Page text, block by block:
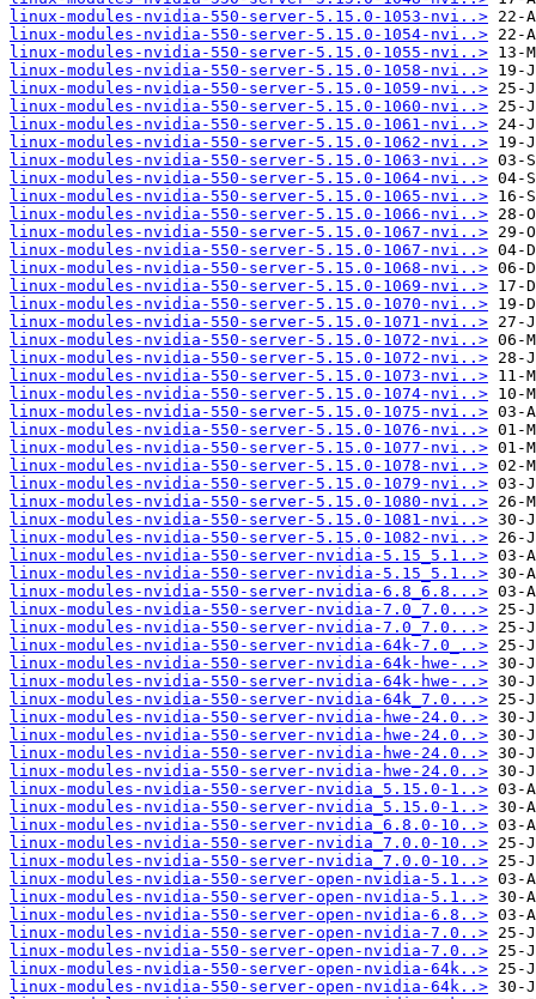
linux-modules-nvidia-550-server-5.15.0-1053-nvi..>
linux-modules-nvidia-550-server-5.15.0-1054-nvi..>
linux-modules-nvidia-550-server-5.15.0-1055-nvi..>
linux-modules-nvidia-550-server-5.15.0-1058-nvi..>
linux-modules-nvidia-550-server-5.15.0-1059-nvi..>
linux-modules-nvidia-550-server-5.15.0-1060-nvi..>
linux-modules-nvidia-550-server-5.15.0-1061-nvi..>
linux-modules-nvidia-550-server-5.15.0-1062-nvi..>
linux-modules-nvidia-550-server-5.15.0-1063-nvi..>
linux-modules-nvidia-550-server-5.15.0-1064-nvi..>
linux-modules-nvidia-550-server-5.15.0-1065-nvi..>
linux-modules-nvidia-550-server-5.15.0-1066-nvi..>
linux-modules-nvidia-550-server-5.15.0-1067-nvi..>
linux-modules-nvidia-550-server-5.15.0-1067-nvi..>
linux-modules-nvidia-550-server-5.15.0-1068-nvi..>
linux-modules-nvidia-550-server-5.15.0-1069-nvi..>
linux-modules-nvidia-550-server-5.15.0-1070-nvi..>
linux-modules-nvidia-550-server-5.15.0-1071-nvi..>
linux-modules-nvidia-550-server-5.15.0-1072-nvi..>
linux-modules-nvidia-550-server-5.15.0-1072-nvi..>
linux-modules-nvidia-550-server-5.15.0-1073-nvi..>
linux-modules-nvidia-550-server-5.15.0-1074-nvi..>
linux-modules-nvidia-550-server-5.15.0-1075-nvi..>
linux-modules-nvidia-550-server-5.15.0-1076-nvi..>
linux-modules-nvidia-550-server-5.15.0-1077-nvi..>
linux-modules-nvidia-550-server-5.15.0-1078-nvi..>
linux-modules-nvidia-550-server-5.15.0-1079-nvi..>
linux-modules-nvidia-550-server-5.15.0-1080-nvi..>
linux-modules-nvidia-550-server-5.15.0-1081-nvi..>
linux-modules-nvidia-550-server-5.15.0-1082-nvi..>
linux-modules-nvidia-550-server-nvidia-5.15_5.1..>
linux-modules-nvidia-550-server-nvidia-5.15_5.1..>
linux-modules-nvidia-550-server-nvidia-6.8_6.8...>
linux-modules-nvidia-550-server-nvidia-7.0_7.0...>
linux-modules-nvidia-550-server-nvidia-7.0_7.0...>
linux-modules-nvidia-550-server-nvidia-64k-7.0_..>
linux-modules-nvidia-550-server-nvidia-64k-hwe-..>
linux-modules-nvidia-550-server-nvidia-64k-hwe-..>
linux-modules-nvidia-550-server-nvidia-64k_7.0...>
linux-modules-nvidia-550-server-nvidia-hwe-24.0..>
linux-modules-nvidia-550-server-nvidia-hwe-24.0..>
linux-modules-nvidia-550-server-nvidia-hwe-24.0..>
linux-modules-nvidia-550-server-nvidia-hwe-24.0..>
linux-modules-nvidia-550-server-nvidia_5.15.0-1..>
linux-modules-nvidia-550-server-nvidia_5.15.0-1..>
linux-modules-nvidia-550-server-nvidia_6.8.0-10..>
linux-modules-nvidia-550-server-nvidia_7.0.0-10..>
linux-modules-nvidia-550-server-nvidia_7.0.0-10..>
linux-modules-nvidia-550-server-open-nvidia-5.1..>
linux-modules-nvidia-550-server-open-nvidia-5.1..>
linux-modules-nvidia-550-server-open-nvidia-6.8..>
linux-modules-nvidia-550-server-open-nvidia-7.0..>
linux-modules-nvidia-550-server-open-nvidia-7.0..>
linux-modules-nvidia-550-server-open-nvidia-64k..>
linux-modules-nvidia-550-server-open-nvidia-64k..>